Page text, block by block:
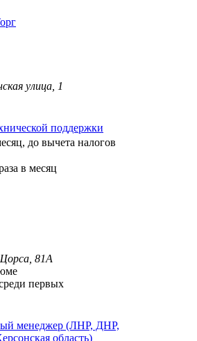
улица, 1
поддержки
до вычета налогов
в месяц
81А
первых
менеджер (ЛНР, ДНР,
область)